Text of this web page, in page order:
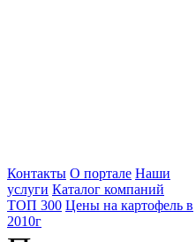
Контакты О портале Наши
услуги Каталог компаний
ТОП 300 Цены на картофель в
2010г